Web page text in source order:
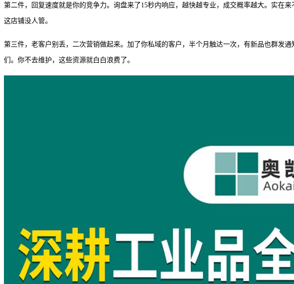
第二件，回复速度就是你的竞争力。询盘来了15秒内响应，越快越专业，成交概率越大。实在
这店铺没人管。
第三件，老客户别丢，二次营销做起来。加了你私域的客户，半个月触达一次，有新品也群发
们。你不去维护，这些资源就白白浪费了。